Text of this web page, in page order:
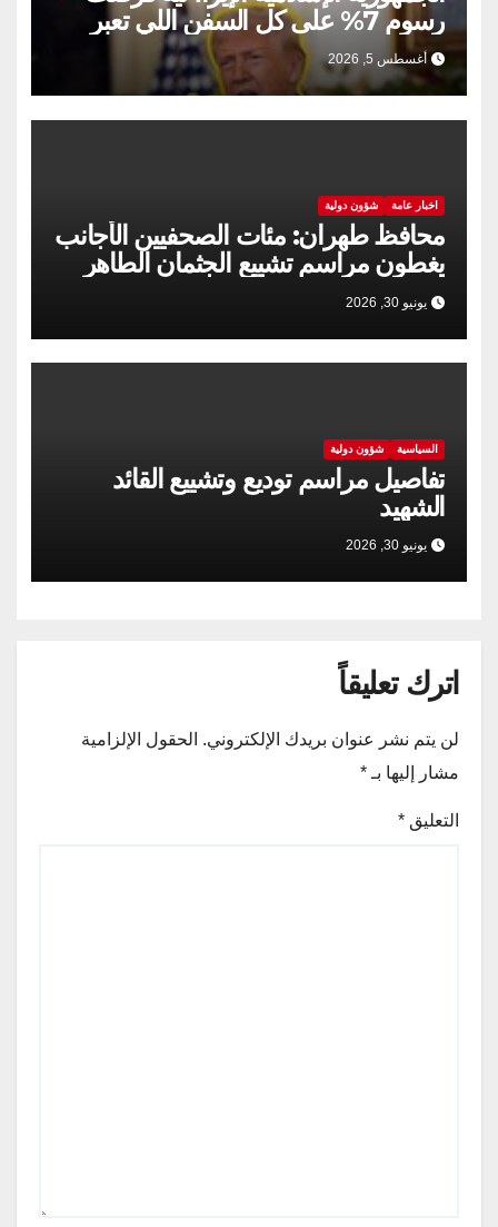
رسوم 7% على كل السفن اللي تعبر
مضيق هرمز
أغسطس 5, 2026
اخبار عامة شؤون دولية
محافظ طهران: مئات الصحفيين الأجانب
يغطون مراسم تشييع الجثمان الطاهر
للقائد الشهید للثورة الإسلامية
يونيو 30, 2026
السياسية شؤون دولية
تفاصيل مراسم توديع وتشييع القائد
الشهيد
يونيو 30, 2026
اترك تعليقاً
لن يتم نشر عنوان بريدك الإلكتروني. الحقول الإلزامية
مشار إليها بـ *
التعليق *